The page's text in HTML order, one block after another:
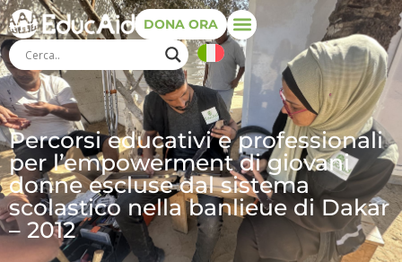
DONA ORA
Percorsi educativi e professionali
per l’empowerment di giovani
donne escluse dal sistema
scolastico nella banlieue di Dakar
– 2012